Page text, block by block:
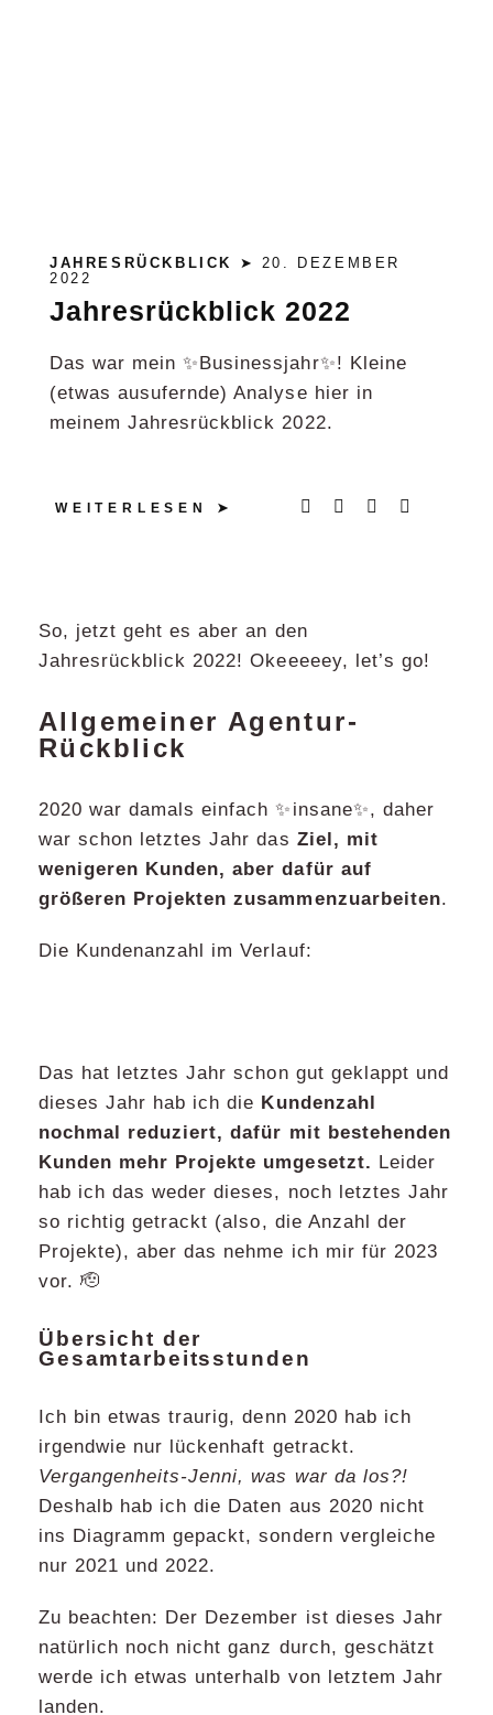
JAHRESRÜCKBLICK
➤ 20. DEZEMBER
2022
Jahresrückblick 2022
Das war mein ✨Businessjahr✨! Kleine
(etwas ausufernde) Analyse hier in
meinem Jahresrückblick 2022.
WEITERLESEN
So, jetzt geht es aber an den
Jahresrückblick 2022! Okeeeeey, let’s go!
Allgemeiner Agentur-
Rückblick
2020 war damals einfach ✨insane✨, daher
war schon letztes Jahr das Ziel, mit
wenigeren Kunden, aber dafür auf
größeren Projekten zusammenzuarbeiten.
Die Kundenanzahl im Verlauf:
Das hat letztes Jahr schon gut geklappt und
dieses Jahr hab ich die Kundenzahl
nochmal reduziert, dafür mit bestehenden
Kunden mehr Projekte umgesetzt. Leider
hab ich das weder dieses, noch letztes Jahr
so richtig getrackt (also, die Anzahl der
Projekte), aber das nehme ich mir für 2023
vor. 🫡
Übersicht der
Gesamtarbeitsstunden
Ich bin etwas traurig, denn 2020 hab ich
irgendwie nur lückenhaft getrackt.
Vergangenheits-Jenni, was war da los?!
Deshalb hab ich die Daten aus 2020 nicht
ins Diagramm gepackt, sondern vergleiche
nur 2021 und 2022.
Zu beachten: Der Dezember ist dieses Jahr
natürlich noch nicht ganz durch, geschätzt
werde ich etwas unterhalb von letztem Jahr
landen.